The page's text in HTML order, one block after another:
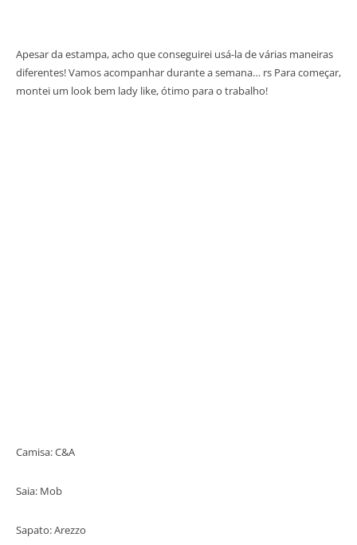
Apesar da estampa, acho que conseguirei usá-la de várias maneiras
diferentes! Vamos acompanhar durante a semana… rs Para começar,
montei um look bem lady like, ótimo para o trabalho!
Camisa: C&A
Saia: Mob
Sapato: Arezzo